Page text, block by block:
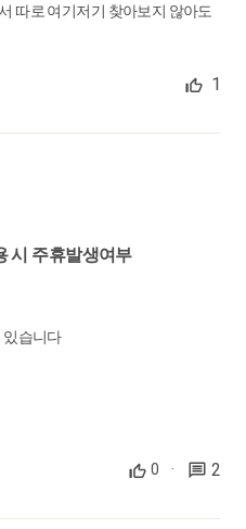
따로 여기저기 찾아보지 않아도
1
시 주휴발생여부
있습니다
거니 근로제공의무가 없는거고,
0 · 2